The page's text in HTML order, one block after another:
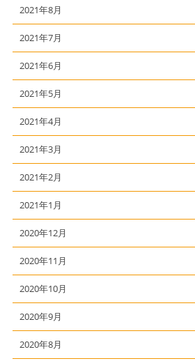
2021年8月
2021年7月
2021年6月
2021年5月
2021年4月
2021年3月
2021年2月
2021年1月
2020年12月
2020年11月
2020年10月
2020年9月
2020年8月